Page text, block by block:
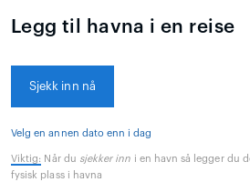
Legg til havna i en reise
Sjekk inn nå
Velg en annen dato enn i dag
Viktig: Når du sjekker inn i en havn så legger du
fysisk plass i havna